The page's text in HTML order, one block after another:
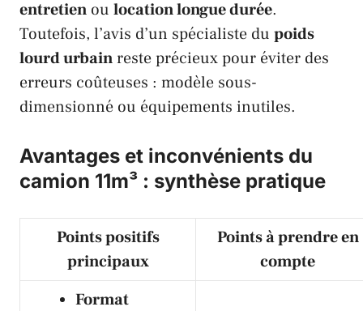
entretien ou location longue durée.
Toutefois, l’avis d’un spécialiste du poids
lourd urbainreste précieux pour éviter des
erreurs coûteuses : modèle sous-
dimensionné ou équipements inutiles.
Avantages et inconvénients du
camion 11m³ : synthèse pratique
Points positifs
principaux
Points à prendre en
compte
Format